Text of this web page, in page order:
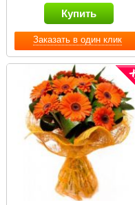
Заказать в один клик
Купить